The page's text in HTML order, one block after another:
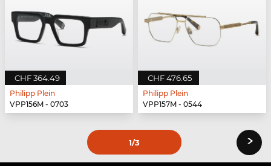
CHF 364.49
Philipp Plein
VPP156M - 0703
CHF 476.65
Philipp Plein
VPP157M - 0544
1/3 ›